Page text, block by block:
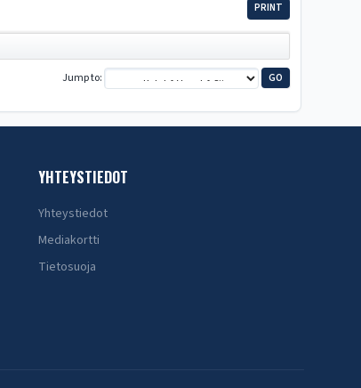
PRINT
Jump to
YHTEYSTIEDOT
Yhteystiedot
Mediakortti
Tietosuoja